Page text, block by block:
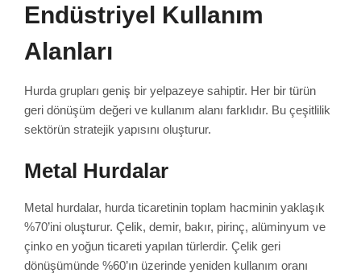
Endüstriyel Kullanım
Alanları
Hurda grupları geniş bir yelpazeye sahiptir. Her bir türün
geri dönüşüm değeri ve kullanım alanı farklıdır. Bu çeşitlilik
sektörün stratejik yapısını oluşturur.
Metal Hurdalar
Metal hurdalar, hurda ticaretinin toplam hacminin yaklaşık
%70’ini oluşturur. Çelik, demir, bakır, pirinç, alüminyum ve
çinko en yoğun ticareti yapılan türlerdir. Çelik geri
dönüşümünde %60’ın üzerinde yeniden kullanım oranı